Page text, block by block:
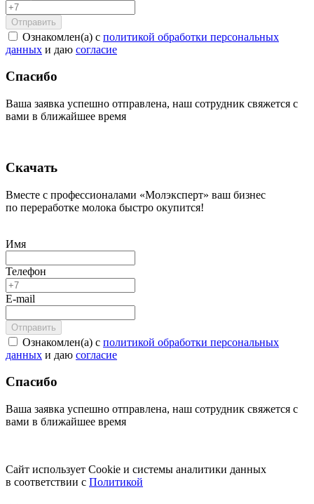
Ознакомлен(а) с политикой обработки персональных
данных и даю согласие
Спасибо
Ваша заявка успешно отправлена, наш сотрудник свяжется с
вами в ближайшее время
Скачать
Вместе с профессионалами «Молэксперт» ваш бизнес
по переработке молока быстро окупится!
Имя
Телефон
E-mail
Ознакомлен(а) с политикой обработки персональных
данных и даю согласие
Спасибо
Ваша заявка успешно отправлена, наш сотрудник свяжется с
вами в ближайшее время
Сайт использует Cookie и системы аналитики данных
в соответствии с Политикой